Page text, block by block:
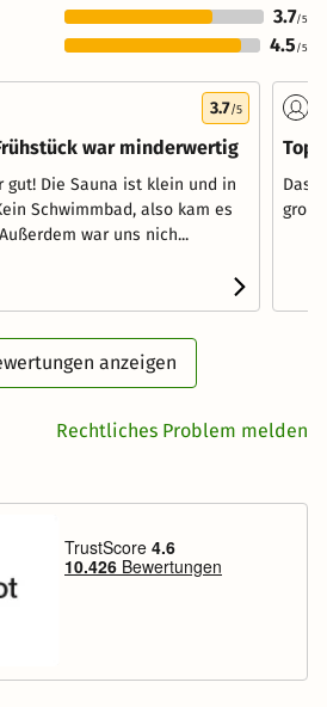
3.7/5
4.5 /5
3.7/5
war minderwertig
gut! Die Sauna ist klein und in
Schwimmbad, also kam es
war uns nich...
Top
Das
anzeigen
Rechtliches Problem melden